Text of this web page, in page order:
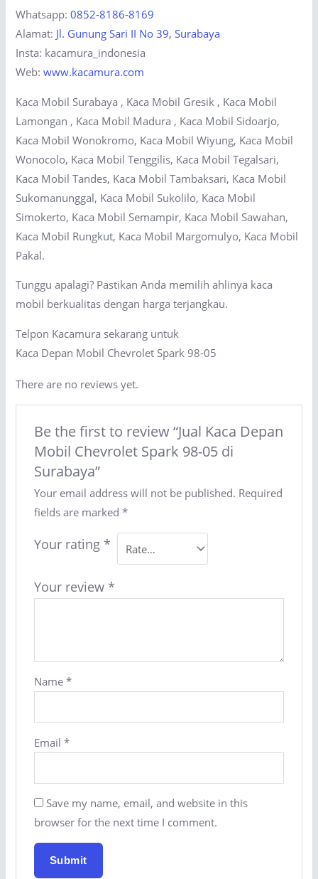
Whatsapp:0852-8186-8169
Alamat: Jl. Gunung Sari II No 39, Surabaya
Insta: kacamura_indonesia
Web:www.kacamura.com
Kaca Mobil Surabaya , Kaca Mobil Gresik , Kaca Mobil
Lamongan , Kaca Mobil Madura , Kaca Mobil Sidoarjo,
Kaca Mobil Wonokromo, Kaca Mobil Wiyung, Kaca Mobil
Wonocolo, Kaca Mobil Tenggilis, Kaca Mobil Tegalsari,
Kaca Mobil Tandes, Kaca Mobil Tambaksari, Kaca Mobil
Sukomanunggal, Kaca Mobil Sukolilo, Kaca Mobil
Simokerto, Kaca Mobil Semampir, Kaca Mobil Sawahan,
Kaca Mobil Rungkut, Kaca Mobil Margomulyo, Kaca Mobil
Pakal.
Tunggu apalagi? Pastikan Anda memilih ahlinya kaca
mobil berkualitas dengan harga terjangkau.
Telpon Kacamura sekarang untuk
Kaca Depan Mobil Chevrolet Spark 98-05
There are no reviews yet.
Be the first to review “Jual Kaca Depan
Mobil Chevrolet Spark 98-05 di
Surabaya”
Your email address will not be published. Required
fields are marked *
Your rating *
Your review *
Name *
Email *
Save my name, email, and website in this
browser for the next time I comment.